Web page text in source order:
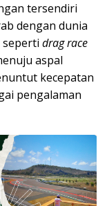
tersendiri
dengan dunia
seperti drag race
aspal
kecepatan
pengalaman